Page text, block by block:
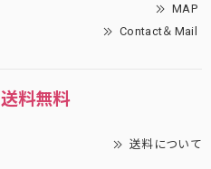
MAP
Contact＆Mail
送料無料
送料について